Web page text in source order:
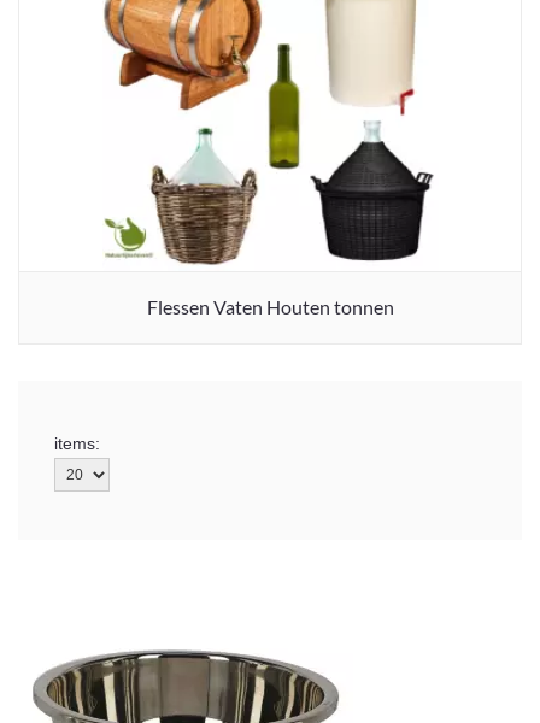
Flessen Vaten Houten tonnen
items: